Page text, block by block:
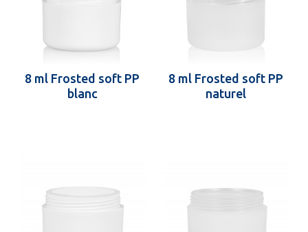
8 ml Frosted soft PP
blanc
8 ml Frosted soft PP
naturel